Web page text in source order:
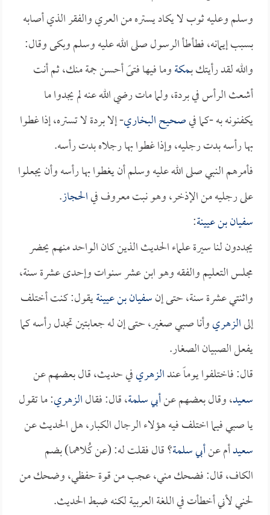
وسلم وعليه ثوب لا يكاد يستره من العري والفقر الذي أصابه
بسبب إيمانه، فطأطأ الرسول صلى الله عليه وسلم وبكى وقال:
والله لقد رأيتك بـمكةوما فيها فتىً أحسن جمة منك، ثم أنت
أشعث الرأس في بردة، ولما مات رضي الله عنه لم يجدوا ما
يكفنونه به -كما فيصحيح البخاري- إلا بردة لا تستره، إذا غطوا
بها رأسه بدت رجليه، وإذا غطوا بها رجلاه بدت رأسه.
فأمرهم النبي صلى الله عليه وسلم أن يغطوا بها رأسه وأن يجعلوا
على رجليه من الإذخر، وهو نبت معروف فيالحجاز.
سفيان بن عيينة:
يجددون لنا سيرة علماء الحديث الذين كان الواحد منهم يحضر
مجلس التعليم والفقه وهو ابن عشر سنوات وإحدى عشرة سنة،
واثنتي عشرة سنة، حتى إنسفيان بن عيينةيقول: كنت أختلف
إلىالزهريوأنا صبي صغير، حتى إن له جعابتين تجدل رأسه كما
يفعل الصبيان الصغار.
قال: فاختلفوا يوماً عندالزهريفي حديث، قال بعضهم عن
سعيد، وقال بعضهم عنأبي سلمة، قال: فقالالزهري: ما تقول
يا صبي فيما اختلف فيه هؤلاء الرجال الكبار، هل الحديث عن
سعيدأم عنأبي سلمة؟ قال فقلت له: (عن كُلاهما) بضم
الكاف، قال: فضحك مني، عجب من قوة حفظي، وضحك من
لحني لأني أخطأت في اللغة العربية لكنه ضبط الحديث.